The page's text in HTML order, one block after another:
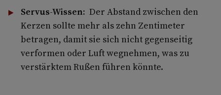
Servus-Wissen: Der Abstand zwischen den
Kerzen sollte mehr als zehn Zentimeter
betragen, damit sie sich nicht gegenseitig
verformen oder Luft wegnehmen, was zu
verstärktem Rußen führen könnte.